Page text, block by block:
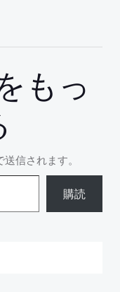
もっ
信されます。
購読